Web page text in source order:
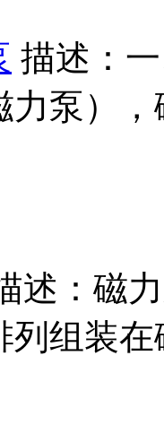
描述：
力泵），
述：磁
列组装在